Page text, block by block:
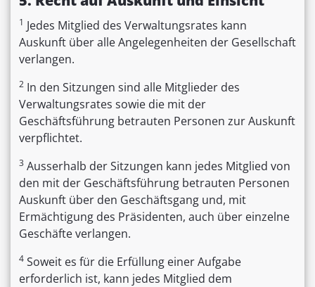
1 Jedes Mitglied des Verwaltungsrates kann
Auskunft über alle Angelegenheiten der Gesellschaft
verlangen.
2 In den Sitzungen sind alle Mitglieder des
Verwaltungsrates sowie die mit der
Geschäftsführung betrauten Personen zur Auskunft
verpflichtet.
3 Ausserhalb der Sitzungen kann jedes Mitglied von
den mit der Geschäftsführung betrauten Personen
Auskunft über den Geschäftsgang und, mit
Ermächtigung des Präsidenten, auch über einzelne
Geschäfte verlangen.
4 Soweit es für die Erfüllung einer Aufgabe
erforderlich ist, kann jedes Mitglied dem